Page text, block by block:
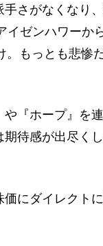
さがなくなり
イゼンハワーか
。もっとも悲惨
や『ホープ』を
待感が出尽く
にダイレクト